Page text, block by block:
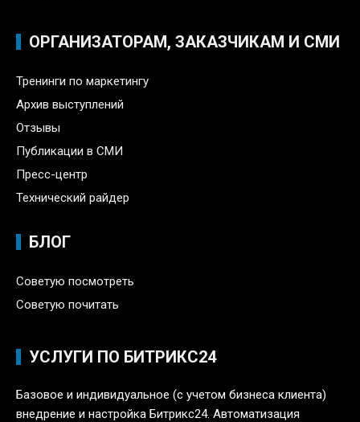
ОРГАНИЗАТОРАМ, ЗАКАЗЧИКАМ И СМИ
Тренинги по маркетингу
Архив выступлений
Отзывы
Публикации в СМИ
Пресс-центр
Технический райдер
БЛОГ
Советую посмотреть
Советую почитать
УСЛУГИ ПО БИТРИКС24
Базовое и индивидуальное (с учетом бизнеса клиента)
внедрение и настройка Битрикс24. Автоматизация